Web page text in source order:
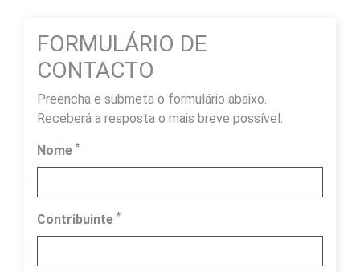
FORMULÁRIO DE
CONTACTO
Preencha e submeta o formulário abaixo.
Receberá a resposta o mais breve possível.
Nome *
Contribuinte *